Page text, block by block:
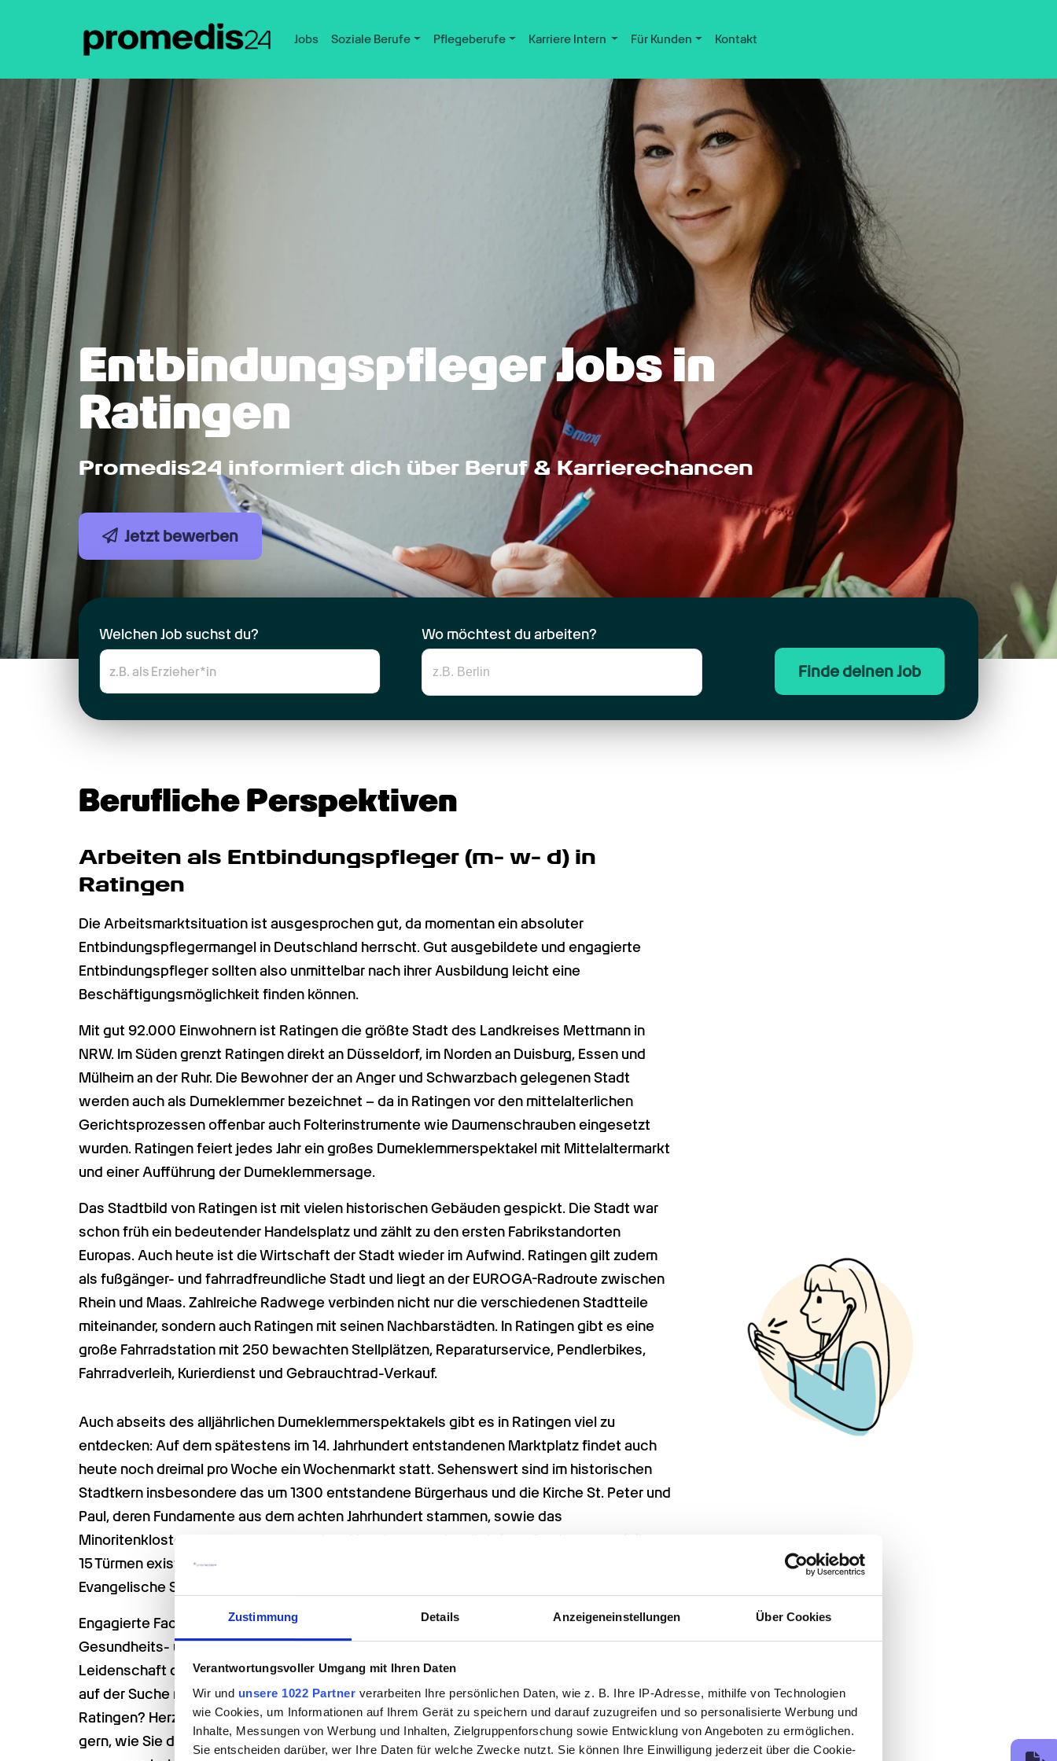
Zustimmung Details Anzeigeneinstellungen Über Cookies
Verantwortungsvoller Umgang mit Ihren Daten
Wir und unsere 1022 Partner verarbeiten Ihre persönlichen Daten, wie z. B. Ihre IP-Adresse, mithilfe von Technologien
wie Cookies, um Informationen auf Ihrem Gerät zu speichern und darauf zuzugreifen und so personalisierte Werbung und
Inhalte, Messungen von Werbung und Inhalten, Zielgruppenforschung sowie Entwicklung von Angeboten zu ermöglichen.
Sie entscheiden darüber, wer Ihre Daten für welche Zwecke nutzt. Sie können Ihre Einwilligung jederzeit über die Cookie-
Jobs Soziale Berufe Pflegeberufe Karriere Intern Für Kunden Kontakt
Entbindungspfleger Jobs in
Ratingen
Promedis24 informiert dich über Beruf & Karrierechancen
Jetzt bewerben
Welchen Job suchst du? Wo möchtest du arbeiten?
Finde deinen Job
Berufliche Perspektiven
Arbeiten als Entbindungspfleger (m- w- d) in
Ratingen
Die Arbeitsmarktsituation ist ausgesprochen gut, da momentan ein absoluter
Entbindungspflegermangel in Deutschland herrscht. Gut ausgebildete und engagierte
Entbindungspfleger sollten also unmittelbar nach ihrer Ausbildung leicht eine
Beschäftigungsmöglichkeit finden können.
Mit gut 92.000 Einwohnern ist Ratingen die größte Stadt des Landkreises Mettmann in
NRW. Im Süden grenzt Ratingen direkt an Düsseldorf, im Norden an Duisburg, Essen und
Mülheim an der Ruhr. Die Bewohner der an Anger und Schwarzbach gelegenen Stadt
werden auch als Dumeklemmer bezeichnet – da in Ratingen vor den mittelalterlichen
Gerichtsprozessen offenbar auch Folterinstrumente wie Daumenschrauben eingesetzt
wurden. Ratingen feiert jedes Jahr ein großes Dumeklemmerspektakel mit Mittelaltermarkt
und einer Aufführung der Dumeklemmersage.
Das Stadtbild von Ratingen ist mit vielen historischen Gebäuden gespickt. Die Stadt war
schon früh ein bedeutender Handelsplatz und zählt zu den ersten Fabrikstandorten
Europas. Auch heute ist die Wirtschaft der Stadt wieder im Aufwind. Ratingen gilt zudem
als fußgänger- und fahrradfreundliche Stadt und liegt an der EUROGA-Radroute zwischen
Rhein und Maas. Zahlreiche Radwege verbinden nicht nur die verschiedenen Stadtteile
miteinander, sondern auch Ratingen mit seinen Nachbarstädten. In Ratingen gibt es eine
große Fahrradstation mit 250 bewachten Stellplätzen, Reparaturservice, Pendlerbikes,
Fahrradverleih, Kurierdienst und Gebrauchtrad-Verkauf.
Auch abseits des alljährlichen Dumeklemmerspektakels gibt es in Ratingen viel zu
entdecken: Auf dem spätestens im 14. Jahrhundert entstandenen Marktplatz findet auch
heute noch dreimal pro Woche ein Wochenmarkt statt. Sehenswert sind im historischen
Stadtkern insbesondere das um 1300 entstandene Bürgerhaus und die Kirche St. Peter und
Paul, deren Fundamente aus dem achten Jahrhundert stammen, sowie das
Minoritenkloster aus dem 17. Jahrhundert. Von der vormals mächtigen Stadtmauer mit ihren
15 Türmen existieren heute noch Teilstücke und Reste von drei Türmen. Die 1684 errichtete
Evangelische Stadtkirche zählt zu den ältesten reformierten Kirchen im Rheinland.
Engagierte Fachkräfte werden überall gesucht – das gilt ganz besonders für den
Gesundheits- und Sozialbereich. Gehören Sie zu den Herzmenschen, die sich mit großer
Leidenschaft dem Wohlergehen ihrer Mitmenschen widmen? Und sind Sie zufällig gerade
auf der Suche nach einem neuen beruflichen Abenteuer? Vielleicht sogar in oder um
Ratingen? Herzlichen Glückwunsch! Die Möglichmacher von Promedis24 verraten Ihnen
gern, wie Sie die Lage auf dem Arbeitsmarkt am besten für sich nutzen können. Sie wissen